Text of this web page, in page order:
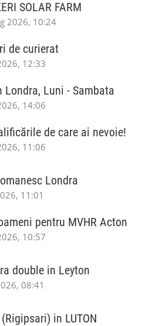
SOLAR FARM
2026, 10:24
de curierat
12:33
Londra, Luni - Sambata
14:06
de care ai nevoie!
11:06
Londra
11:01
pentru MVHR Acton
10:57
double in Leyton
08:41
in LUTON